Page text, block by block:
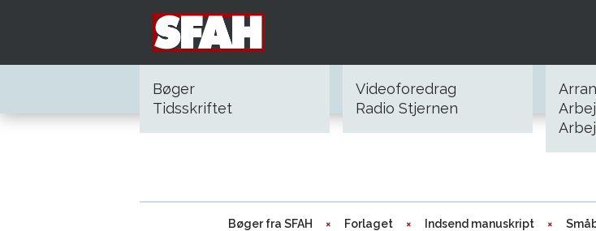
Bøger
Tidsskriftet
Videoforedrag
Radio Stjernen
Bøger fra SFAH Forlaget Indsend manuskript